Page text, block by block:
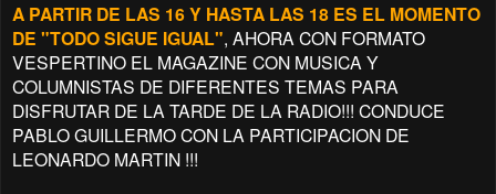
A PARTIR DE LAS 16 Y HASTA LAS 18 ES EL MOMENTO
DE "TODO SIGUE IGUAL", AHORA CON FORMATO
VESPERTINO EL MAGAZINE CON MUSICA Y
COLUMNISTAS DE DIFERENTES TEMAS PARA
DISFRUTAR DE LA TARDE DE LA RADIO!!! CONDUCE
PABLO GUILLERMO CON LA PARTICIPACION DE
LEONARDO MARTIN !!!